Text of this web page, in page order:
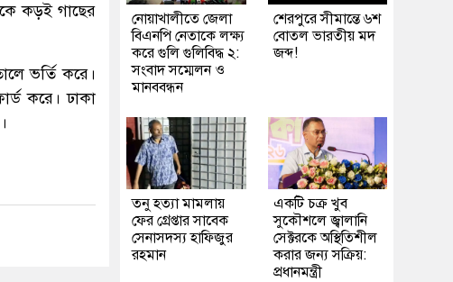
কড়ই গাছের
ভর্তি করে।
করে। ঢাকা
নোয়াখালীতে জেলা
বিএনপি নেতাকে লক্ষ্য
করে গুলি গুলিবিদ্ধ ২:
সংবাদ সম্মেলন ও
মানববন্ধন
শেরপুরে সীমান্তে ৬শ
বোতল ভারতীয় মদ
জব্দ!
তনু হত্যা মামলায়
ফের গ্রেপ্তার সাবেক
সেনাসদস্য হাফিজুর
রহমান
একটি চক্র খুব
সুকৌশলে জ্বালানি
সেক্টরকে অস্থিতিশীল
করার জন্য সক্রিয়:
প্রধানমন্ত্রী